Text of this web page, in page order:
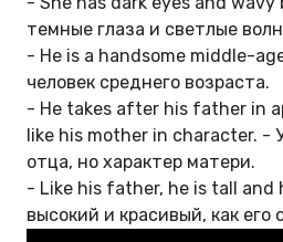
темные глаза и светлые
- He is a handsome middle-
человек среднего возраста.
- He takes after his father in
like his mother in character. -
отца, но характер матери.
- Like his father, he is tall and
высокий и красивый, как его